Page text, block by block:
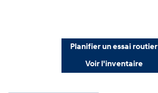
Planifier un essai routier
Voir l'inventaire